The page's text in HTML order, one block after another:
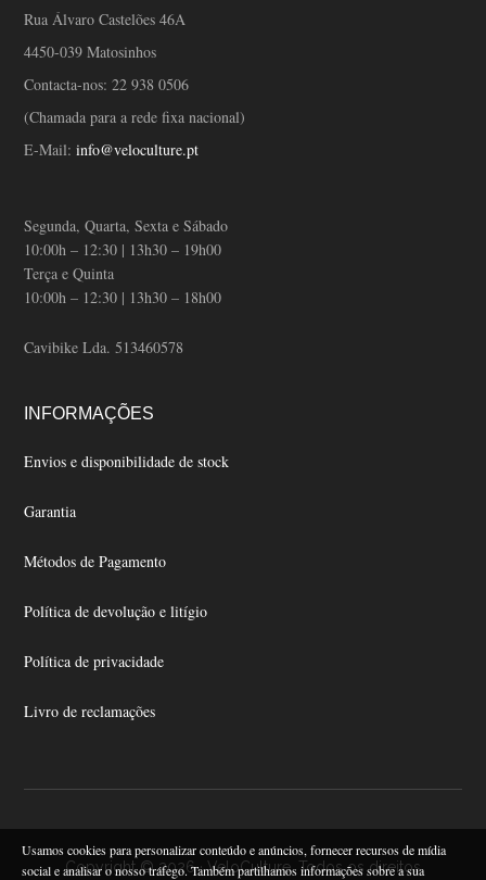
Rua Álvaro Castelões 46A
4450-039 Matosinhos
Contacta-nos:22 938 0506
(Chamada para a rede fixa nacional)
E-Mail:info@veloculture.pt
Segunda, Quarta, Sexta e Sábado
10:00h – 12:30 | 13h30 – 19h00
Terça e Quinta
10:00h – 12:30 | 13h30 – 18h00
Cavibike Lda. 513460578
INFORMAÇÕES
Envios e disponibilidade de stock
Garantia
Métodos de Pagamento
Política de devolução e litígio
Política de privacidade
Livro de reclamações
Copyright © 2026 · VeloCulture. Todos os direitos
Usamos cookies para personalizar conteúdo e anúncios, fornecer recursos de mídia
social e analisar o nosso tráfego. Também partilhamos informações sobre a sua